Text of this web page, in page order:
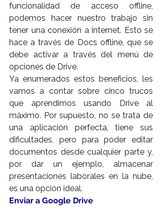
funcionalidad de acceso offline,
podemos hacer nuestro trabajo sin
tener una conexión a internet. Esto se
hace a través de Docs offline, que se
debe activar a través del menú de
opciones de Drive.
Ya enumerados estos beneficios, les
vamos a contar sobre cinco trucos
que aprendimos usando Drive al
máximo. Por supuesto, no se trata de
una aplicación perfecta, tiene sus
dificultades, pero para poder editar
documentos desde cualquier parte y,
por dar un ejemplo, almacenar
presentaciones laborales en la nube,
es una opción ideal.
Enviar a Google Drive